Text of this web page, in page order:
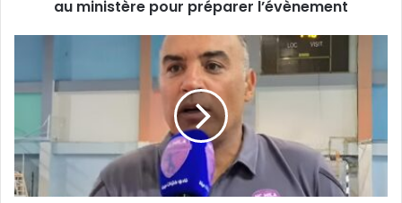
l’évènement
au ministère pour préparer l’évènement
«
Nous
avons
cru
en
nos
chances